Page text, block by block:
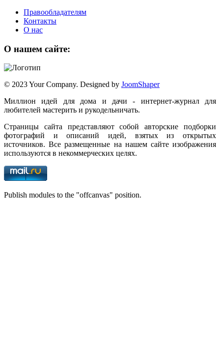
Правообладателям
Контакты
О нас
О нашем сайте:
© 2023 Your Company. Designed by JoomShaper
Миллион идей для дома и дачи - интернет-журнал для
любителей мастерить и рукодельничать.
Страницы сайта представляют собой авторские подборки
фотографий и описаний идей, взятых из открытых
источников. Все размещенные на нашем сайте изображения
используются в некоммерческих целях.
Publish modules to the "offcanvas" position.